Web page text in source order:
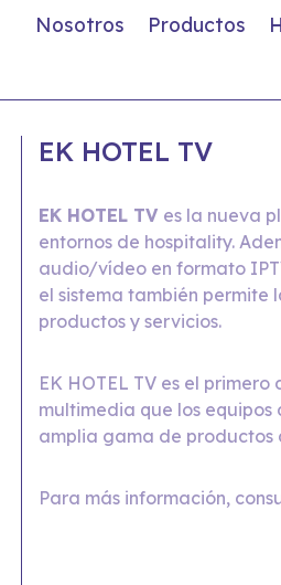
Nosotros Productos
EK HOTEL TV
EK HOTEL TV es la nueva
entornos de hospitality.
audio/vídeo en formato
el sistema también
productos y servicios.
EK HOTEL TV es el
multimedia que los
amplia gama de productos
Para más información,